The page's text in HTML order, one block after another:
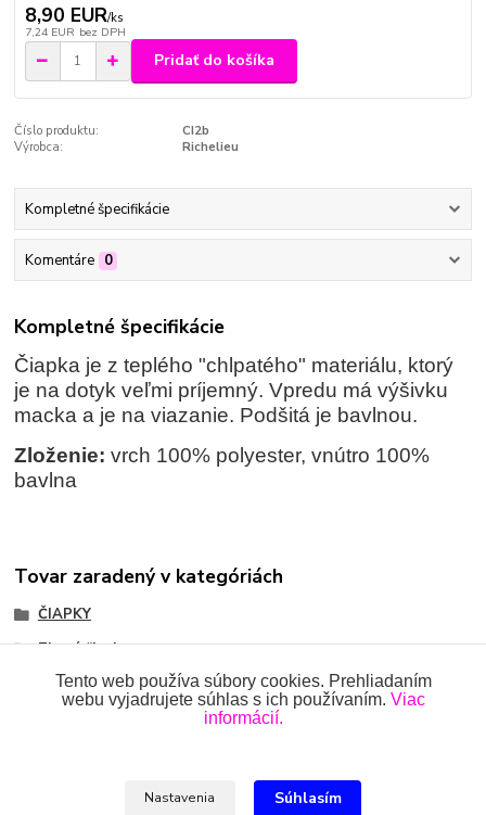
8,90 EUR/ks
7,24 EUR bez DPH
Pridať do košíka
Číslo produktu:
CI2b
Výrobca:
Richelieu
Kompletné špecifikácie
Komentáre 0
Kompletné špecifikácie
Čiapka je z teplého "chlpatého" materiálu, ktorý
je na dotyk veľmi príjemný. Vpredu má výšivku
macka a je na viazanie. Podšitá je bavlnou.
Zloženie: vrch 100% polyester, vnútro 100%
bavlna
Tovar zaradený v kategóriách
ČIAPKY
Zimné čiapky
Tento web používa súbory cookies. Prehliadaním
webu vyjadrujete súhlas s ich používaním. Viac
informácií.
Nastavenia Súhlasím